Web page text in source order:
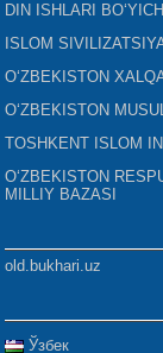
DIN ISHLARI
ISLOM
O‘ZBEKISTON
O‘ZBEKISTON
TOSHKENT ISLOM
O‘ZBEKISTON
MILLIY BAZASI
old.bukhari.uz
Ўзбек